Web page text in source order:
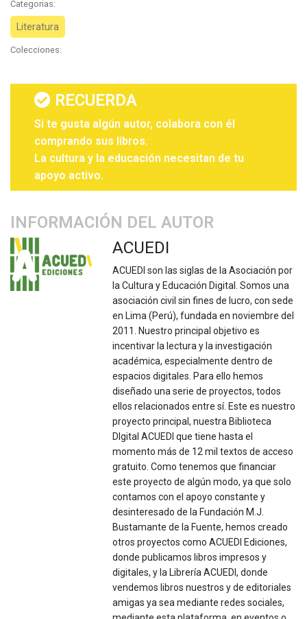
Categorias:
Literatura
Colecciones:
RECUERDA
Si te gusta algún autor, colabora con él
comprando sus libros.
La cultura y la educación necesitan de tu
apoyo activo.
INFORMACIÓN DEL AUTOR
ACUEDI
ACUEDI son las siglas de la Asociación por
la Cultura y Educación Digital. Somos una
asociación civil sin fines de lucro, con sede
en Lima (Perú), fundada en noviembre del
2011. Nuestro principal objetivo es
incentivar la lectura y la investigación
académica, especialmente dentro de
espacios digitales. Para ello hemos
diseñado una serie de proyectos, todos
ellos relacionados entre sí. Este es nuestro
proyecto principal, nuestra Biblioteca
DIgital ACUEDI que tiene hasta el
momento más de 12 mil textos de acceso
gratuito. Como tenemos que financiar
este proyecto de algún modo, ya que solo
contamos con el apoyo constante y
desinteresado de la Fundación M.J.
Bustamante de la Fuente, hemos creado
otros proyectos como ACUEDI Ediciones,
donde publicamos libros impresos y
digitales, y la Librería ACUEDI, donde
vendemos libros nuestros y de editoriales
amigas ya sea mediante redes sociales,